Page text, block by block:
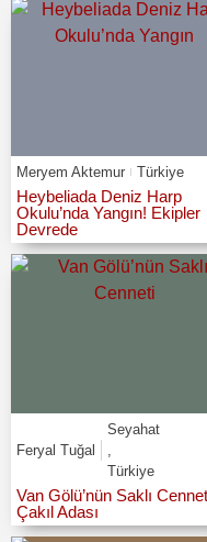
Meryem Aktemur Türkiye
Heybeliada Deniz Harp
Okulu’nda Yangın! Ekipler
Devrede
Feryal Tuğal
Seyahat
Türkiye
Van Gölü’nün Saklı
Çakıl Adası